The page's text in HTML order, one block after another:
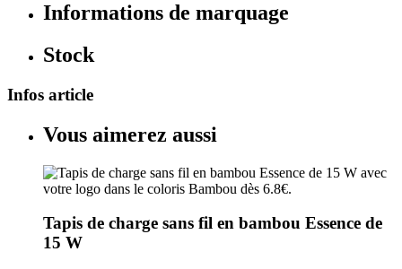
Informations de marquage
Stock
Infos article
Vous aimerez aussi
Tapis de charge sans fil en bambou Essence de
15 W